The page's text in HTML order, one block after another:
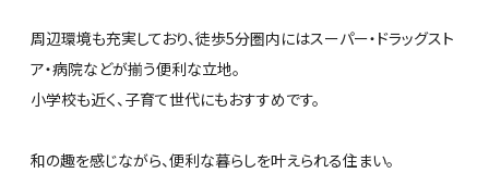
周辺環境も充実しており、徒歩5分圏内にはスーパー・ドラッグスト
ア・病院などが揃う便利な立地。
小学校も近く、子育て世代にもおすすめです。
和の趣を感じながら、便利な暮らしを叶えられる住まい。